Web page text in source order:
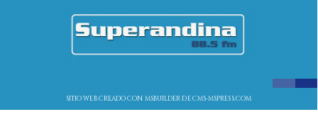
SITIO WEB CREADO CON MSBUILDER DE CMS-MSPRESS.COM